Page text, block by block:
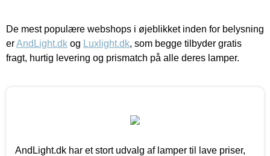
De mest populære webshops i øjeblikket inden for belysning
erAndLight.dk og Luxlight.dk, som begge tilbyder gratis
fragt, hurtig levering og prismatch på alle deres lamper.
AndLight.dk har et stort udvalg af lamper til lave priser,